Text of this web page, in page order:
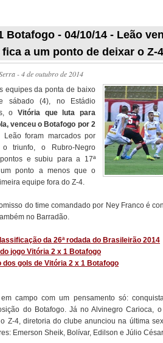
Botafogo - 04/10/14 - Leão
a um ponto de deixar o Z-4
- 4 de outubro de 2014
equipes da ponta de baixo
sábado (4), no Estádio
o Vitória que luta para
venceu o Botafogo por 2
foram marcados por
o triunfo, o Rubro-Negro
e subiu para a 17ª
um ponto a menos que o
equipe fora do Z-4.
do time comandado por Ney Franco é
no Barradão.
da 26ª rodada do Brasileirão 2014
jogo Vitória 2 x 1 Botafogo
dos gols de Vitória 2 x 1 Botafogo
campo com um pensamento só:
do Botafogo. Já no Alvinegro Carioca,
Z-4, diretoria do clube anunciou na última
Emerson Sheik, Bolívar, Edilson e Júlio